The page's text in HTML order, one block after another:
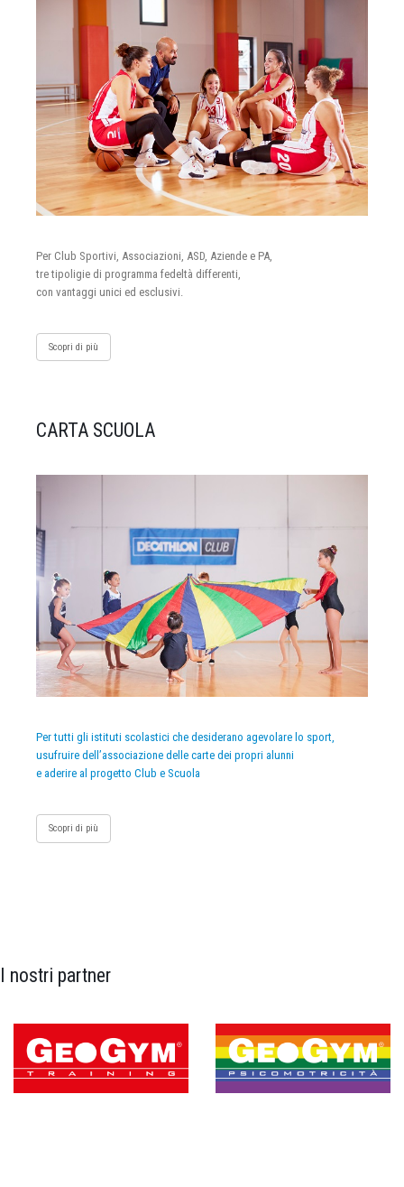
Per Club Sportivi, Associazioni, ASD, Aziende e PA,
tre tipoligie di programma fedeltà differenti,
con vantaggi unici ed esclusivi.
Scopri di più
CARTA SCUOLA
Per tutti gli istituti scolastici che desiderano agevolare lo sport,
usufruire dell’associazione delle carte dei propri alunni
e aderire al progetto Club e Scuola
Scopri di più
I nostri partner